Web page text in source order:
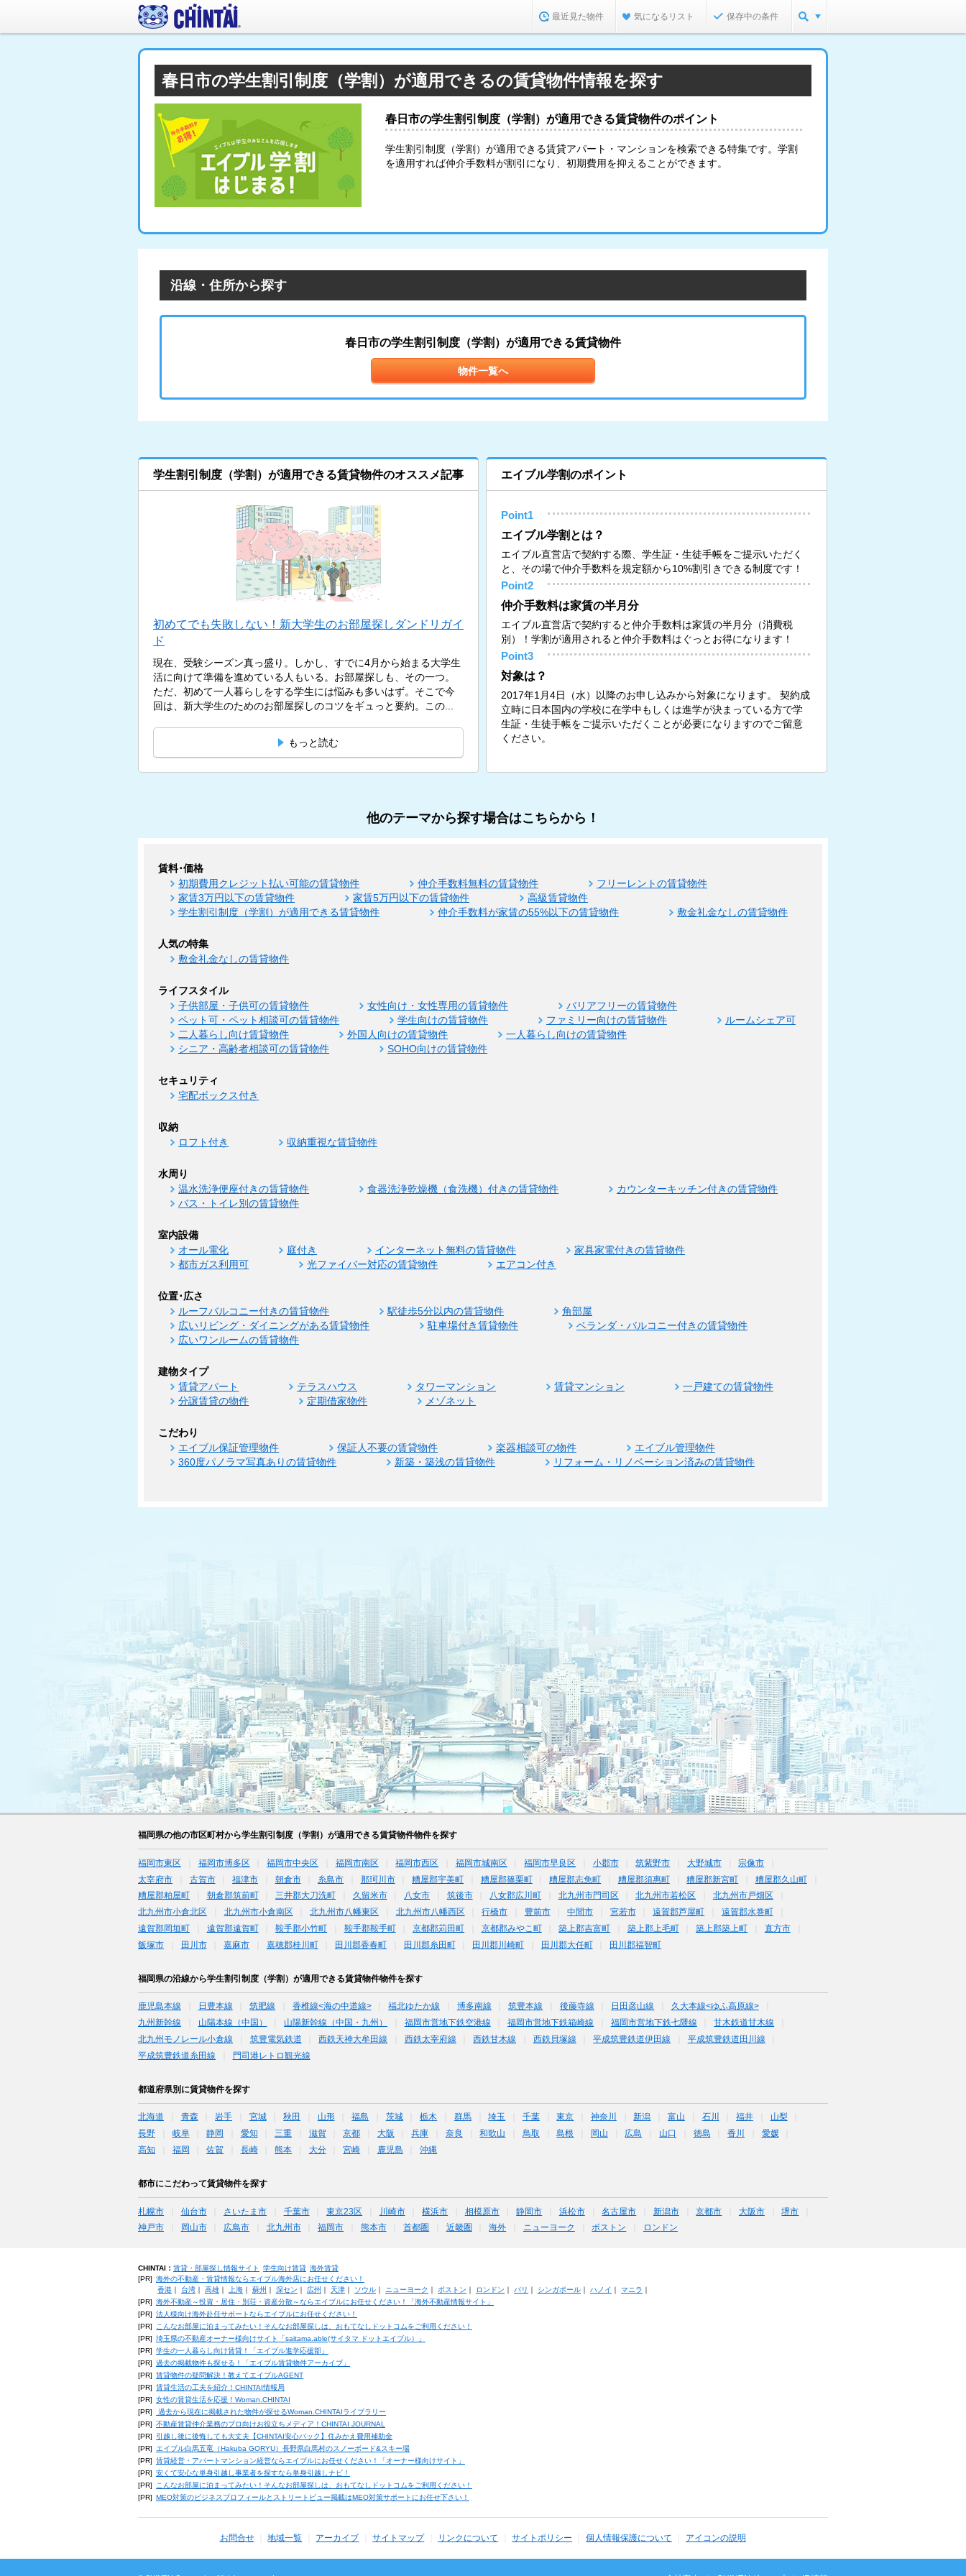
最近見た物件 気になるリスト 保存中の条件
春日市の学生割引制度（学割）が適用できるの賃貸物件情報を探す
春日市の学生割引制度（学割）が適用できる賃貸物件のポイント
学生割引制度（学割）が適用できる賃貸アパート・マンションを検索できる特集です。学割
を適用すれば仲介手数料が割引になり、初期費用を抑えることができます。
沿線・住所から探す
春日市の学生割引制度（学割）が適用できる賃貸物件
物件一覧へ
学生割引制度（学割）が適用できる賃貸物件のオススメ記事
初めてでも失敗しない！新大学生のお部屋探しダンドリガイ
ド
現在、受験シーズン真っ盛り。しかし、すでに4月から始まる大学生
活に向けて準備を進めている人もいる。お部屋探しも、その一つ。
ただ、初めて一人暮らしをする学生には悩みも多いはず。そこで今
回は、新大学生のためのお部屋探しのコツをギュっと要約。この...
もっと読む
エイブル学割のポイント
Point1
エイブル学割とは？
エイブル直営店で契約する際、学生証・生徒手帳をご提示いただく
と、その場で仲介手数料を規定額から10%割引きできる制度です！
Point2
仲介手数料は家賃の半月分
エイブル直営店で契約すると仲介手数料は家賃の半月分（消費税
別）！学割が適用されると仲介手数料はぐっとお得になります！
Point3
対象は？
2017年1月4日（水）以降のお申し込みから対象になります。 契約成
立時に日本国内の学校に在学中もしくは進学が決まっている方で学
生証・生徒手帳をご提示いただくことが必要になりますのでご留意
ください。
他のテーマから探す場合はこちらから！
賃料･価格
初期費用クレジット払い可能の賃貸物件 仲介手数料無料の賃貸物件
フリーレントの賃貸物件
家賃3万円以下の賃貸物件
家賃5万円以下の賃貸物件
高級賃貸物件
学生割引制度（学割）が適用できる賃貸物件
仲介手数料が家賃の55%以下の賃貸物件 敷金礼金なしの賃貸物件
人気の特集
敷金礼金なしの賃貸物件
ライフスタイル
子供部屋・子供可の賃貸物件 女性向け・女性専用の賃貸物件
バリアフリーの賃貸物件
ペット可・ペット相談可の賃貸物件
学生向けの賃貸物件 ファミリー向けの賃貸物件
ルームシェア可
二人暮らし向け賃貸物件
外国人向けの賃貸物件
一人暮らし向けの賃貸物件
シニア・高齢者相談可の賃貸物件
SOHO向けの賃貸物件
セキュリティ
宅配ボックス付き
収納
ロフト付き 収納重視な賃貸物件
水周り
温水洗浄便座付きの賃貸物件 食器洗浄乾燥機（食洗機）付きの賃貸物件
カウンターキッチン付きの賃貸物件
バス・トイレ別の賃貸物件
室内設備
オール電化 庭付き インターネット無料の賃貸物件
家具家電付きの賃貸物件
都市ガス利用可
光ファイバー対応の賃貸物件 エアコン付き
位置･広さ
ルーフバルコニー付きの賃貸物件 駅徒歩5分以内の賃貸物件
角部屋
広いリビング・ダイニングがある賃貸物件
駐車場付き賃貸物件
ベランダ・バルコニー付きの賃貸物件
広いワンルームの賃貸物件
建物タイプ
賃貸アパート テラスハウス タワーマンション 賃貸マンション
一戸建ての賃貸物件
分譲賃貸の物件
定期借家物件 メゾネット
こだわり
エイブル保証管理物件 保証人不要の賃貸物件 楽器相談可の物件
エイブル管理物件
360度パノラマ写真ありの賃貸物件
新築・築浅の賃貸物件 リフォーム・リノベーション済みの賃貸物件
福岡県の他の市区町村から学生割引制度（学割）が適用できる賃貸物件物件を探す
福岡市東区 福岡市博多区 福岡市中央区 福岡市南区 福岡市西区 福岡市城南区 福岡市早良区 小郡市 筑紫野市 大野城市
宗像市
太宰府市
古賀市 福津市 朝倉市 糸島市 那珂川市 糟屋郡宇美町 糟屋郡篠栗町 糟屋郡志免町 糟屋郡須惠町 糟屋郡新宮町
糟屋郡久山町
糟屋郡粕屋町
朝倉郡筑前町 三井郡大刀洗町 久留米市 八女市 筑後市 八女郡広川町 北九州市門司区 北九州市若松区
北九州市戸畑区
北九州市小倉北区
北九州市小倉南区 北九州市八幡東区 北九州市八幡西区 行橋市 豊前市 中間市 宮若市 遠賀郡芦屋町
遠賀郡水巻町
遠賀郡岡垣町
遠賀郡遠賀町 鞍手郡小竹町 鞍手郡鞍手町 京都郡苅田町 京都郡みやこ町 築上郡吉富町 築上郡上毛町 築上郡築上町
直方市
飯塚市
田川市 嘉麻市 嘉穂郡桂川町 田川郡香春町 田川郡糸田町 田川郡川崎町 田川郡大任町 田川郡福智町
福岡県の沿線から学生割引制度（学割）が適用できる賃貸物件物件を探す
鹿児島本線 日豊本線 筑肥線 香椎線<海の中道線> 福北ゆたか線 博多南線 筑豊本線 後藤寺線 日田彦山線
久大本線<ゆふ高原線>
九州新幹線
山陽本線（中国） 山陽新幹線（中国・九州） 福岡市営地下鉄空港線 福岡市営地下鉄箱崎線 福岡市営地下鉄七隈線
甘木鉄道甘木線
北九州モノレール小倉線
筑豊電気鉄道 西鉄天神大牟田線 西鉄太宰府線 西鉄甘木線 西鉄貝塚線 平成筑豊鉄道伊田線
平成筑豊鉄道田川線
平成筑豊鉄道糸田線
門司港レトロ観光線
都道府県別に賃貸物件を探す
北海道 青森 岩手 宮城 秋田 山形 福島 茨城 栃木 群馬 埼玉 千葉 東京 神奈川 新潟 富山 石川 福井
山梨
長野
岐阜 静岡 愛知 三重 滋賀 京都 大阪 兵庫 奈良 和歌山 鳥取 島根 岡山 広島 山口 徳島 香川
愛媛
高知
福岡 佐賀 長崎 熊本 大分 宮崎 鹿児島 沖縄
都市にこだわって賃貸物件を探す
札幌市 仙台市 さいたま市 千葉市 東京23区 川崎市 横浜市 相模原市 静岡市 浜松市 名古屋市 新潟市 京都市 大阪市
堺市
神戸市
岡山市 広島市 北九州市 福岡市 熊本市 首都圏 近畿圏 海外 ニューヨーク ボストン ロンドン
CHINTAI： 賃貸・部屋探し情報サイト 学生向け賃貸 海外賃貸
[PR] 海外の不動産・賃貸情報ならエイブル海外店にお任せください！
香港｜ 台湾｜ 高雄｜ 上海｜ 蘇州 深セン 広州 天津｜ ソウル｜ ニューヨーク ボストン ロンドン パリ シンガポール｜ ハノイ マニラ
[PR] 海外不動産～投資・居住・別荘・資産分散～ならエイブルにお任せください！「海外不動産情報サイト」
[PR] 法人様向け海外赴任サポートならエイブルにお任せください！
[PR]
こんなお部屋に泊まってみたい！そんなお部屋探しは、おもてなしドットコムをご利用ください！
[PR] 埼玉県の不動産オーナー様向けサイト「saitama.able(サイタマ ドットエイブル）」
[PR] 学生の一人暮らし向け賃貸！「エイブル進学応援部」
[PR] 過去の掲載物件も探せる！「エイブル賃貸物件アーカイブ」
[PR] 賃貸物件の疑問解決！教えてエイブルAGENT
[PR] 賃貸生活の工夫を紹介！CHINTAI情報局
[PR] 女性の賃貸生活を応援！Woman.CHINTAI
[PR]
過去から現在に掲載された物件が探せるWoman.CHINTAIライブラリー
[PR] 不動産賃貸仲介業務のプロ向けお役立ちメディア！CHINTAI JOURNAL
[PR]
引越し後に後悔しても大丈夫【CHINTAI安心パック】住みかえ費用補助金
[PR] エイブル白馬五竜（Hakuba GORYU）長野県白馬村のスノーボード&スキー場
[PR] 賃貸経営・アパートマンション経営ならエイブルにお任せください！「オーナー様向けサイト」
[PR] 安くて安心な単身引越し事業者を探すなら単身引越しナビ！
[PR]
こんなお部屋に泊まってみたい！そんなお部屋探しは、おもてなしドットコムをご利用ください！
[PR] MEO対策のビジネスプロフィールとストリートビュー掲載はMEO対策サポートにお任せ下さい！
お問合せ 地域一覧 アーカイブ サイトマップ リンクについて サイトポリシー 個人情報保護について アイコンの説明